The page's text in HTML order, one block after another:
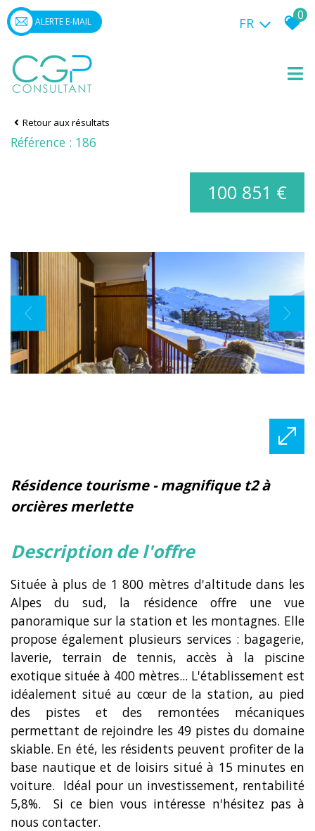
ALERTE E-MAIL FR 0
Retour aux résultats
Référence : 186
100 851 €
résidence tourisme - magnifique t2 à
orcières merlette
description de l'offre
Située à plus de 1 800 mètres d'altitude dans les
Alpes du sud, la résidence offre une vue
panoramique sur la station et les montagnes. Elle
propose également plusieurs services : bagagerie,
laverie, terrain de tennis, accès à la piscine
exotique située à 400 mètres... L'établissement est
idéalement situé au cœur de la station, au pied
des pistes et des remontées mécaniques
permettant de rejoindre les 49 pistes du domaine
skiable. En été, les résidents peuvent profiter de la
base nautique et de loisirs situé à 15 minutes en
voiture. Idéal pour un investissement, rentabilité
5,8%. Si ce bien vous intéresse n'hésitez pas à
nous contacter.